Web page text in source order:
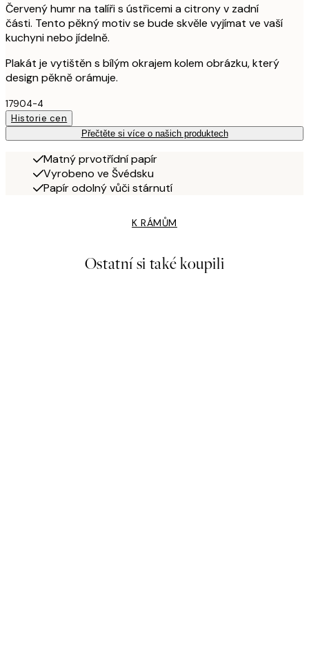
Červený humr na talíři s ústřicemi a citrony v zadní
části. Tento pěkný motiv se bude skvěle vyjímat ve vaší
kuchyni nebo jídelně.
Plakát je vytištěn s bílým okrajem kolem obrázku, který
design pěkně orámuje.
17904-4
Historie cen
Přečtěte si více o našich produktech
Matný prvotřídní papír
Vyrobeno ve Švédsku
Papír odolný vůči stárnutí
K RÁMŮM
Ostatní si také koupili